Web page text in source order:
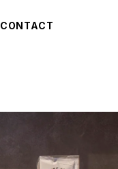
CONTACT